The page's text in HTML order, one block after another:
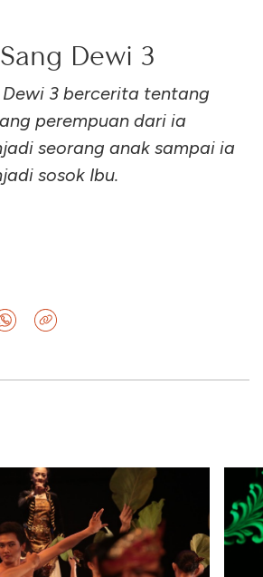
Dewi 3
Dewi 3 bercerita tentang
perempuan dari ia
seorang anak sampai ia
sosok Ibu.